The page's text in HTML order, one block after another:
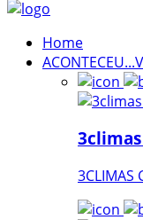
Home
3CLIMAS